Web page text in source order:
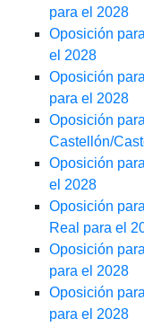
para el 2028
Oposición
el 2028
Oposición
para el 2028
Oposición
Castellón/
Oposición
el 2028
Oposición
Real para el
Oposición
para el 2028
Oposición
para el 2028